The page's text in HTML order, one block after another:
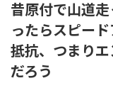
昔原付で山道
ったらスピー
抵抗、つまり
だろう